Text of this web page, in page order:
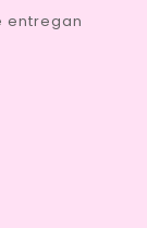
entregan